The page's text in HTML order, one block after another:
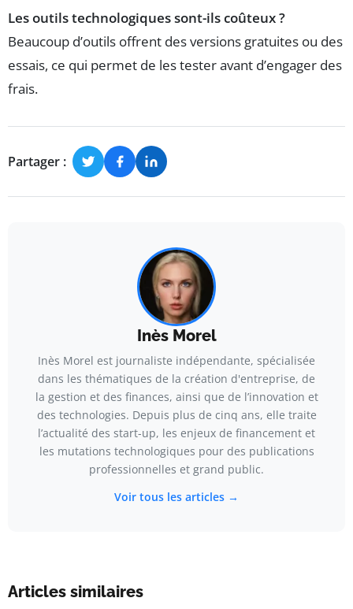
Les outils technologiques sont-ils coûteux ?
Beaucoup d’outils offrent des versions gratuites ou des
essais, ce qui permet de les tester avant d’engager des
frais.
Partager :
Inès Morel
Inès Morel est journaliste indépendante, spécialisée
dans les thématiques de la création d'entreprise, de
la gestion et des finances, ainsi que de l’innovation et
des technologies. Depuis plus de cinq ans, elle traite
l’actualité des start-up, les enjeux de financement et
les mutations technologiques pour des publications
professionnelles et grand public.
Voir tous les articles →
Articles similaires